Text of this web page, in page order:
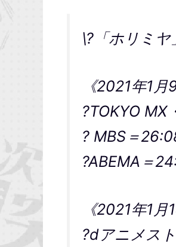
\?「ホリミヤ
《2021年1
?TOKYO MX
? MBS＝
?ABEMA＝
《2021年1
?dアニメス